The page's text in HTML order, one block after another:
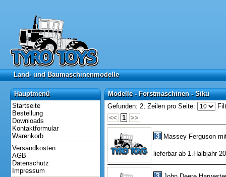
Land- und Baumaschinenmodelle
Land- und Baumaschinenmodelle
Hauptmenü
Hauptmenü
Startseite
Bestellung
Downloads
Kontaktformular
Warenkorb
Versandkosten
AGB
Datenschutz
Impressum
Modelle - Forstmaschinen - Siku
Modelle - Forstmaschinen - Siku
Gefunden: 2; Zeilen pro Seite:
<<
1 >>
Massey Ferguson
lieferbar ab 1.Halbjahr